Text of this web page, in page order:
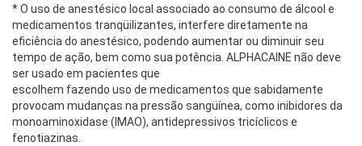
* O uso de anestésico local associado ao consumo de álcool e
medicamentos tranqüilizantes, interfere diretamente na
eficiência do anestésico, podendo aumentar ou diminuir seu
tempo de ação, bem como sua potência. ALPHACAINE não deve
ser usado em pacientes que
escolhem fazendo uso de medicamentos que sabidamente
provocam mudanças na pressão sangüínea, como inibidores da
monoaminoxidase (IMAO), antidepressivos tricíclicos e
fenotiazinas.